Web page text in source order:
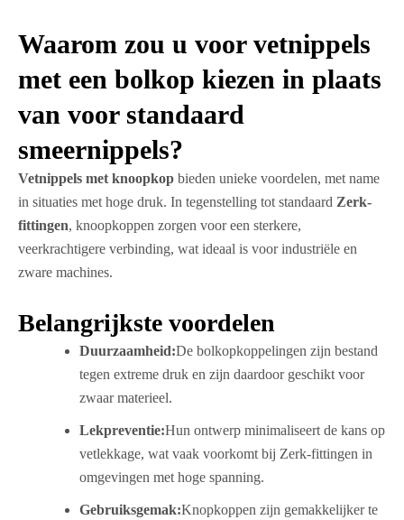
Waarom zou u voor vetnippels
met een bolkop kiezen in plaats
van voor standaard
smeernippels?
Vetnippels met knoopkop bieden unieke voordelen, met name
in situaties met hoge druk. In tegenstelling tot standaard Zerk-
fittingen, knoopkoppen zorgen voor een sterkere,
veerkrachtigere verbinding, wat ideaal is voor industriële en
zware machines.
Belangrijkste voordelen
Duurzaamheid:De bolkopkoppelingen zijn bestand
tegen extreme druk en zijn daardoor geschikt voor
zwaar materieel.
Lekpreventie:Hun ontwerp minimaliseert de kans op
vetlekkage, wat vaak voorkomt bij Zerk-fittingen in
omgevingen met hoge spanning.
Gebruiksgemak:Knopkoppen zijn gemakkelijker te